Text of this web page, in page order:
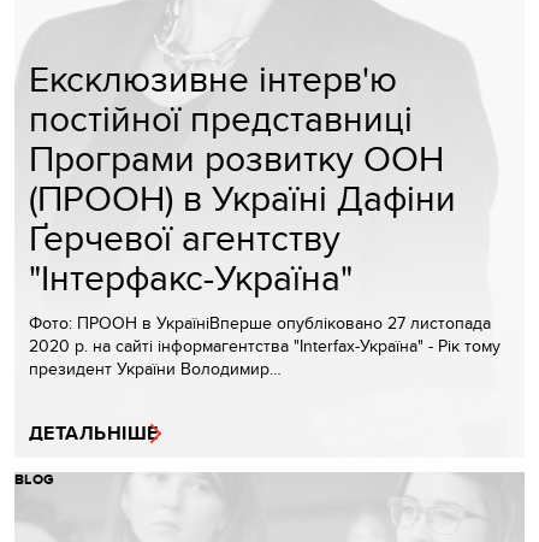
Ексклюзивне інтерв'ю
постійної представниці
Програми розвитку ООН
(ПРООН) в Україні Дафіни
Ґерчевої агентству
"Інтерфакс-Україна"
Фото: ПРООН в УкраїніВперше опубліковано 27 листопада
2020 р. на сайті інформагентства "Interfax-Україна" - Рік тому
президент України Володимир…
ДЕТАЛЬНІШЕ
BLOG